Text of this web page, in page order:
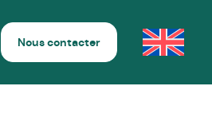
Nous contacter